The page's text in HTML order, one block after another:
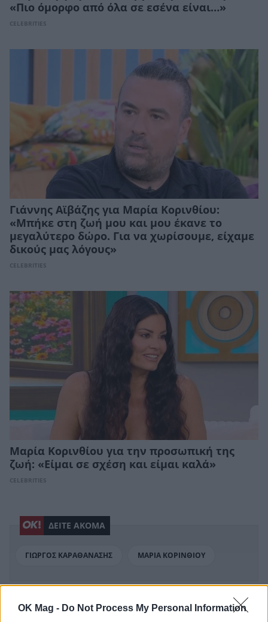
OK Mag - Do Not Process My Personal Information
«Πιο όμορφο από όλα σε εσένα είναι…»
CELEBRITIES
Γιάννης Αϊβάζης για Μαρία Κορινθίου:
«Μπήκε στη ζωή μου και μου έκανε το
μεγαλύτερο δώρο. Για να χωρίσουμε, είχαμε
δικούς μας λόγους»
CELEBRITIES
Μαρία Κορινθίου για την προσωπική της
ζωή: «Είμαι σε σχέση και είμαι καλά»
CELEBRITIES
ΔΕΙΤΕ ΑΚΟΜΑ
ΓΙΩΡΓΟΣ ΚΑΡΑΘΑΝΑΣΗΣ ΜΑΡΙΑ ΚΟΡΙΝΘΙΟΥ